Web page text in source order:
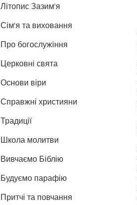
Літопис Зазим'я
Сім'я та виховання
Про богослужіння
Церковні свята
Основи віри
Справжні християни
Традиції
Школа молитви
Вивчаємо Біблію
Будуємо парафію
Притчі та повчання